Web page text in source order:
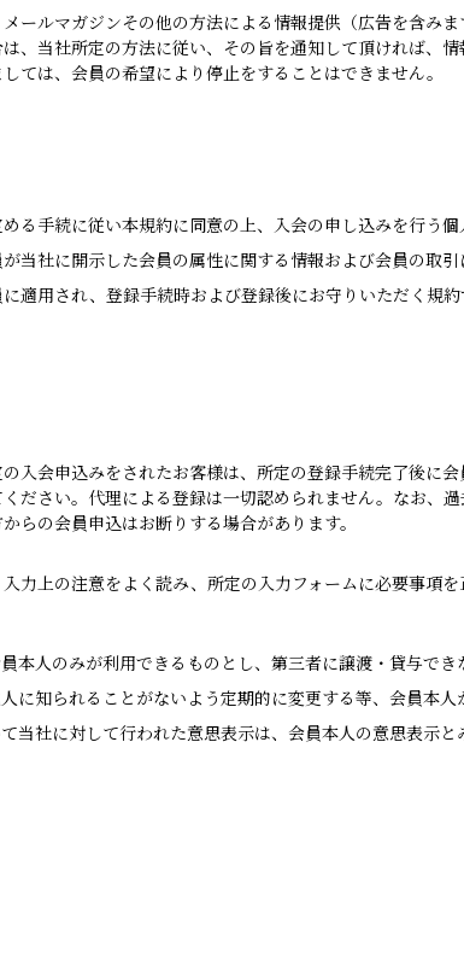
ールマガジンその他の方法による情報提供（広告を含み
、当社所定の方法に従い、その旨を通知して頂ければ、
ては、会員の希望により停止をすることはできません。
める手続に従い本規約に同意の上、入会の申し込みを行う個
が当社に開示した会員の属性に関する情報および会員の取
適用され、登録手続時および登録後にお守りいただく規約
入会申込みをされたお客様は、所定の登録手続完了後に
ださい。代理による登録は一切認められません。なお、
らの会員申込はお断りする場合があります。
力上の注意をよく読み、所定の入力フォームに必要事項を
本人のみが利用できるものとし、第三者に譲渡・貸与でき
に知られることがないよう定期的に変更する等、会員本人
当社に対して行われた意思表示は、会員本人の意思表示